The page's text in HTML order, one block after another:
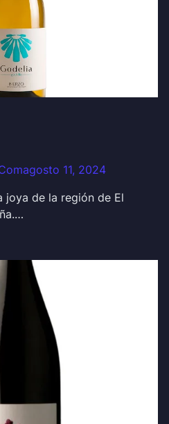
agosto 11, 2024
joya de la región de El